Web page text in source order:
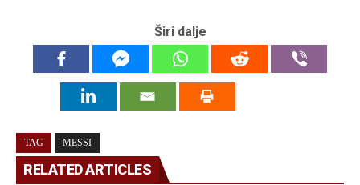
Širi dalje
TAG MESSI
RELATED ARTICLES